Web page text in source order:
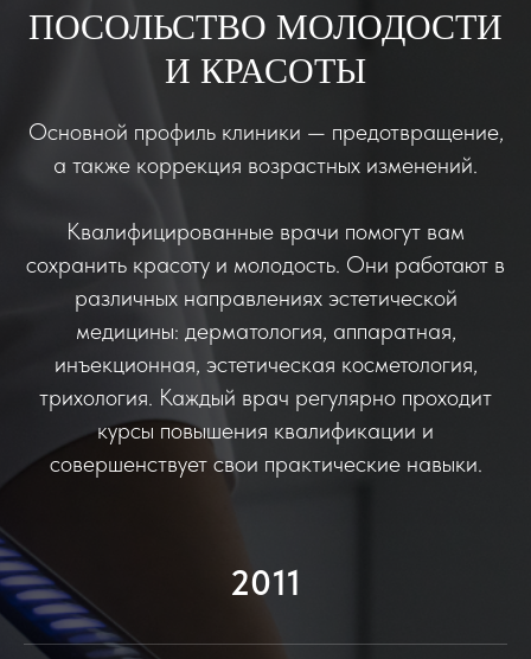
ПОСОЛЬСТВО МОЛОДОСТИ
И КРАСОТЫ
Основной профиль клиники — предотвращение,
а также коррекция возрастных изменений.
Квалифицированные врачи помогут вам
сохранить красоту и молодость. Они работают в
различных направлениях эстетической
медицины: дерматология, аппаратная,
инъекционная, эстетическая косметология,
трихология. Каждый врач регулярно проходит
курсы повышения квалификации и
совершенствует свои практические навыки.
2011